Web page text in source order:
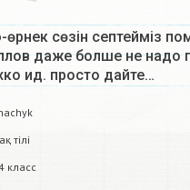
сөзін септеймiз
даже болше не надо
ид. просто дайте…
тiлi
класс